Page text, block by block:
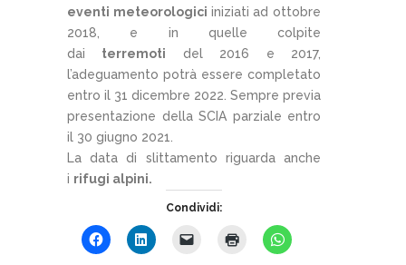
eventi meteorologici iniziati ad ottobre
2018, e in quelle colpite
dai terremoti del 2016 e 2017,
l’adeguamento potrà essere completato
entro il 31 dicembre 2022. Sempre previa
presentazione della SCIA parziale entro
il 30 giugno 2021.
La data di slittamento riguarda anche
i rifugi alpini.
Condividi: